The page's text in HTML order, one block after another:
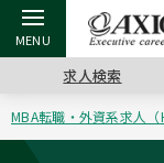
戻る
戻る
戻る
戻る
戻る
戻る
求人検索
MBA転職・外資系求人（